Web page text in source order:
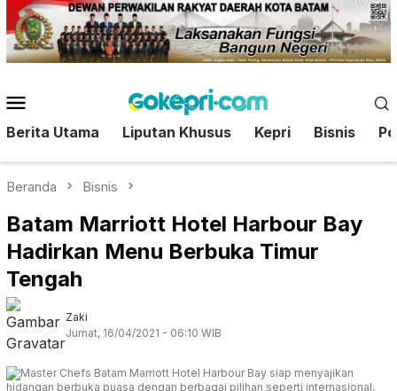
Loncat
ke
konten
Mobile
Berita Utama Liputan Khusus Kepri Bisnis
Beranda Bisnis
Batam Marriott Hotel Harbour Bay
Hadirkan Menu Berbuka Timur
Tengah
Zaki
Jumat, 16/04/2021 - 06:10 WIB